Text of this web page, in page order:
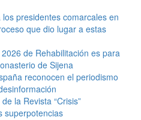
presidentes comarcales en
que dio lugar a estas
de Rehabilitación es para
de Sijena
reconocen el periodismo
la Revista “Crisis”
superpotencias